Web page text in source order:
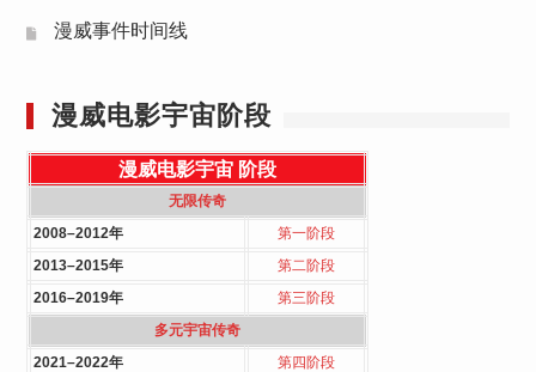
漫威事件时间线
漫威电影宇宙阶段
漫威电影宇宙 阶段
无限传奇
2008–2012年
第一阶段
2013–2015年
第二阶段
2016–2019年
第三阶段
多元宇宙传奇
2021–2022年
第四阶段